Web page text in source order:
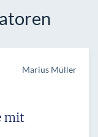
Marius Müller
mit